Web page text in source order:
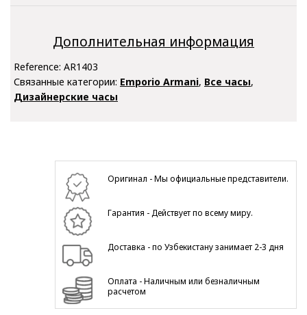
Дополнительная информация
Reference: AR1403
Связанные категории: Emporio Armani, Все часы,
Дизайнерские часы
Оригинал - Мы официальные представители.
Гарантия - Действует по всему миру.
Доставка - по Узбекистану занимает 2-3 дня
Оплата - Наличным или безналичным
расчетом